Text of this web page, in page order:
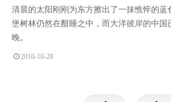
清晨的太阳刚刚为东方擦出了一抹憔悴的蓝
堡树林仍然在酣睡之中，而大洋彼岸的中国
晚。
2016-10-28